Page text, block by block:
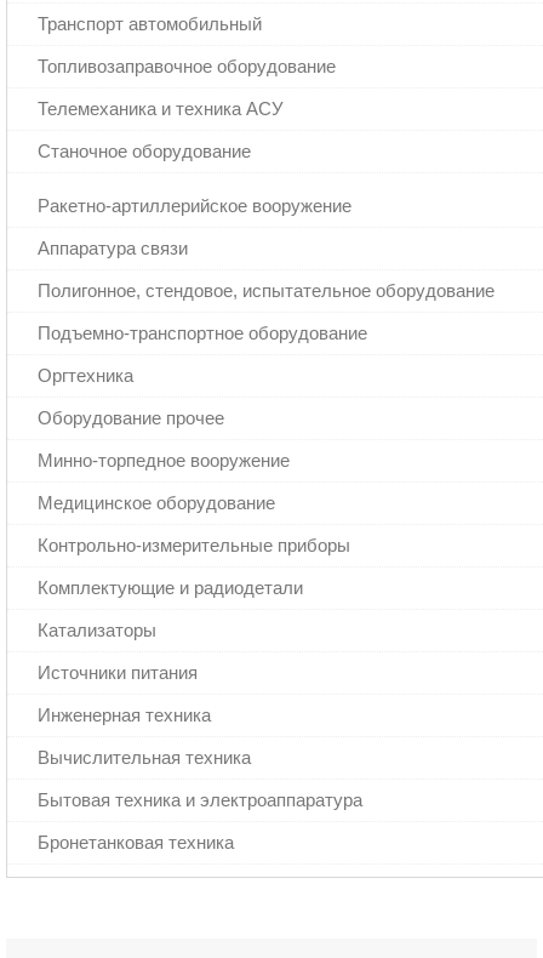
Транспорт автомобильный
Топливозаправочное оборудование
Телемеханика и техника АСУ
Станочное оборудование
Ракетно-артиллерийское вооружение
Аппаратура связи
Полигонное, стендовое, испытательное оборудование
Подъемно-транспортное оборудование
Оргтехника
Оборудование прочее
Минно-торпедное вооружение
Медицинское оборудование
Контрольно-измерительные приборы
Комплектующие и радиодетали
Катализаторы
Источники питания
Инженерная техника
Вычислительная техника
Бытовая техника и электроаппаратура
Бронетанковая техника